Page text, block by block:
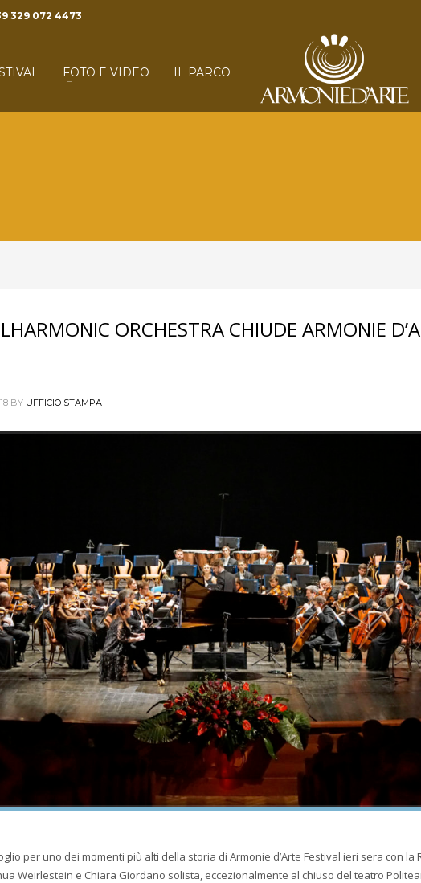
329 072 4473
FOTO E VIDEO IL PARCO
ORCHESTRA CHIUDE ARMONIE
BY UFFICIO STAMPA
per uno dei momenti più alti della storia di Armonie d’Arte Festival ieri sera con la
Weirlestein e Chiara Giordano solista, eccezionalmente al chiuso del teatro